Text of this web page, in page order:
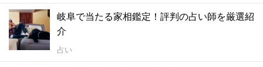
岐阜で当たる家相鑑定！評判の占い師を厳選紹
介
占い